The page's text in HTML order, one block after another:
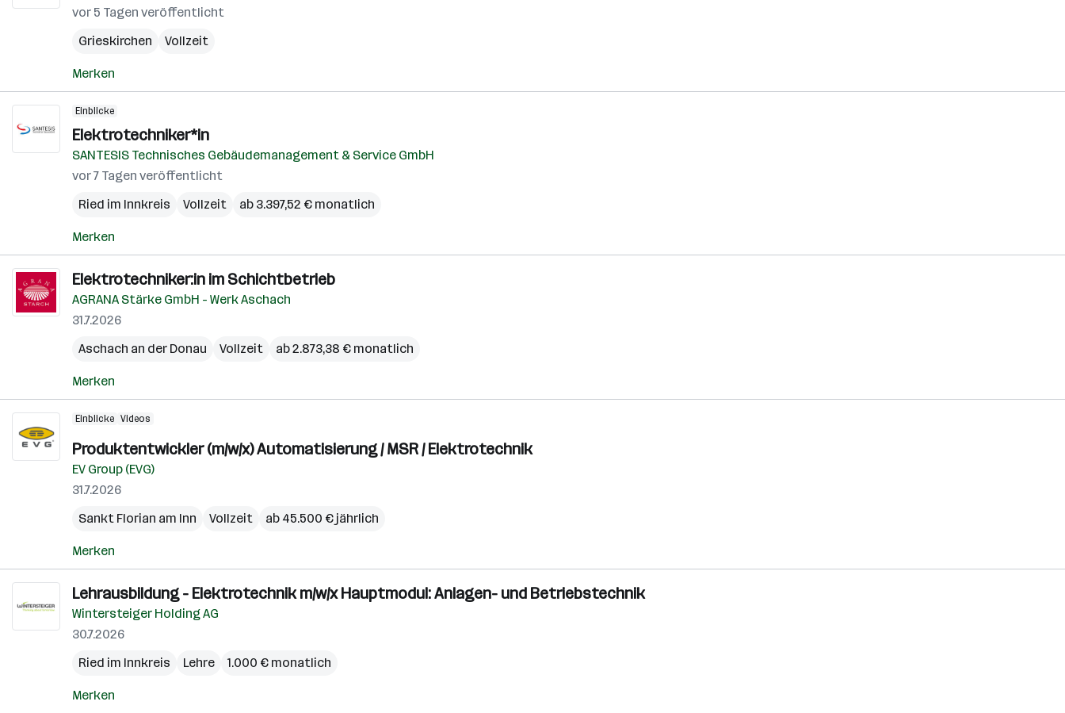
vor 5 Tagen veröffentlicht
Grieskirchen
Vollzeit
Merken
Einblicke
Elektrotechniker*in
SANTESIS Technisches Gebäudemanagement & Service GmbH
vor 7 Tagen veröffentlicht
Ried im Innkreis
Vollzeit ab 3.397,52 € monatlich
Merken
Elektrotechniker:in im Schichtbetrieb
AGRANA Stärke GmbH - Werk Aschach
31.7.2026
Aschach an der Donau
Vollzeit ab 2.873,38 € monatlich
Merken
Einblicke Videos
Produktentwickler (m/w/x) Automatisierung / MSR / Elektrotechnik
EV Group (EVG)
31.7.2026
Sankt Florian am Inn
Vollzeit ab 45.500 € jährlich
Merken
Lehrausbildung - Elektrotechnik m/w/x Hauptmodul: Anlagen- und Betriebstechnik
Wintersteiger Holding AG
30.7.2026
Ried im Innkreis
Lehre 1.000 € monatlich
Merken